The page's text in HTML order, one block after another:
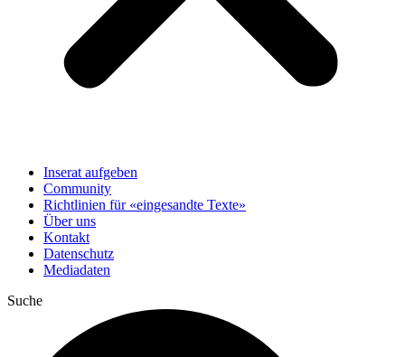
Inserat aufgeben
Community
Richtlinien für «eingesandte Texte»
Über uns
Kontakt
Datenschutz
Mediadaten
Suche